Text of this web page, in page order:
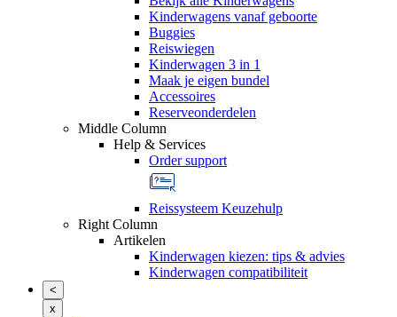
Kinderwagens vanaf geboorte
Buggies
Reiswiegen
Kinderwagen 3 in 1
Maak je eigen bundel
Accessoires
Reserveonderdelen
Middle Column
Help & Services
Order support
Reissysteem Keuzehulp
Right Column
Artikelen
Kinderwagen kiezen: tips & advies
Kinderwagen compatibiliteit
<
x